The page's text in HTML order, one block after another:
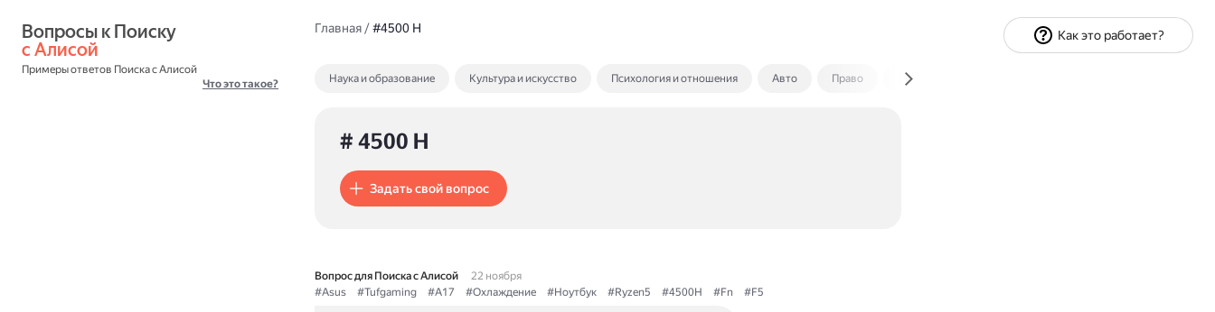
с Алисой
Примеры ответов Поиска с Алисой
Что это такое?
Главная/#4500 H
Наука и образование Культура и искусство Психология и отношения Авто Право Экономика и финансы
# 4500 H
Задать свой вопрос
Вопрос для Поиска с Алисой
22 ноября
#Asus
#Tufgaming #A17 #Охлаждение #Ноутбук #Ryzen5 #4500H #Fn #F5
Как это работает?